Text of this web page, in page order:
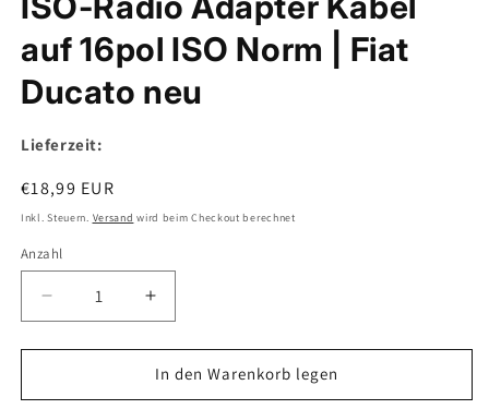
auf 16pol ISO Norm | Fiat
Ducato neu
Lieferzeit:
Normaler
Preis
€18,99 EUR
Inkl. Steuern. Versand wird beim Checkout berechnet
Anzahl
Verringere
die
Menge
ISO-
Erhöhe
die
Menge
für
ISO-
In den Warenkorb legen